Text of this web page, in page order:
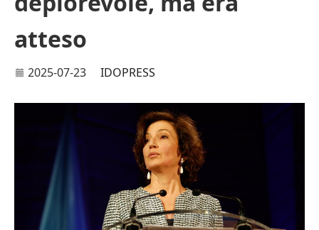
atteso
2025-07-23 IDOPRESS